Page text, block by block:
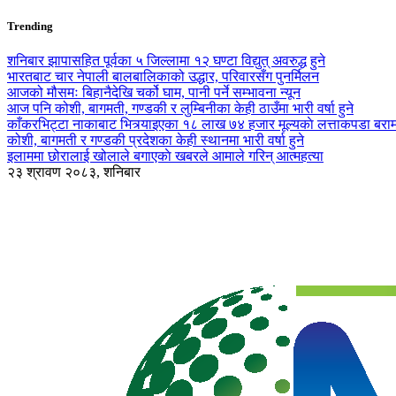
Trending
शनिबार झापासहित पूर्वका ५ जिल्लामा १२ घण्टा विद्युत् अवरुद्ध हुने
भारतबाट चार नेपाली बालबालिकाको उद्धार, परिवारसँग पुनर्मिलन
आजको मौसमः बिहानैदेखि चर्को घाम, पानी पर्ने सम्भावना न्यून
आज पनि कोशी, बागमती, गण्डकी र लुम्बिनीका केही ठाउँमा भारी वर्षा हुने
काँकरभिट्टा नाकाबाट भित्र्याइएका १८ लाख ७४ हजार मूल्यकाे लत्ताकपडा
कोशी, बागमती र गण्डकी प्रदेशका केही स्थानमा भारी वर्षा हुने
इलाममा छोरालाई खोलाले बगाएकाे खबरले आमाले गरिन् आत्महत्या
२३ श्रावण २०८३, शनिबार